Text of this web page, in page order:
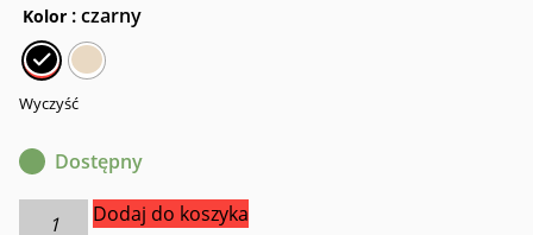
Kolor : czarny
Wyczyść
Dostępny
Dodaj do koszyka